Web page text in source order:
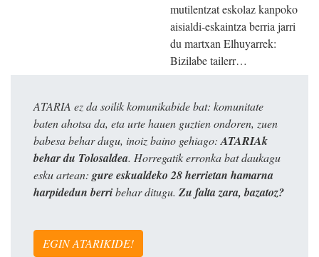
mutilentzat eskolaz kanpoko
aisialdi-eskaintza berria jarri
du martxan Elhuyarrek:
Bizilabe tailerr…
ATARIA ez da soilik komunikabide bat: komunitate
baten ahotsa da, eta urte hauen guztien ondoren, zuen
babesa behar dugu, inoiz baino gehiago: ATARIAk
behar du Tolosaldea. Horregatik erronka bat daukagu
esku artean: gure eskualdeko 28 herrietan hamarna
harpidedun berribehar ditugu. Zu falta zara, bazatoz?
EGIN ATARIKIDE!